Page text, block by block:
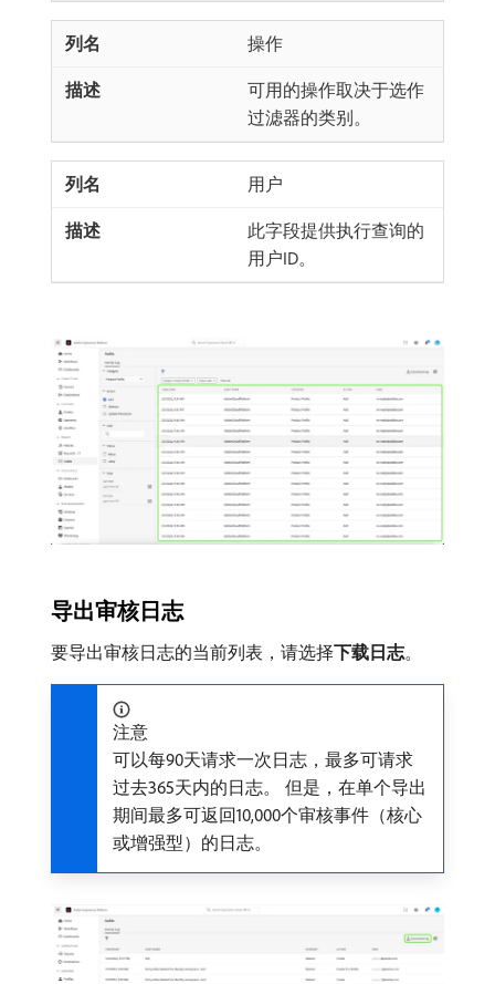
操作
可用的操作取决于选作
过滤器的类别。
用户
此字段提供执行查询的
用户ID。
导出审核日志
要导出审核日志的当前列表，请选择​下载日志。
注意
可以每90天请求一次日志，最多可请求
过去365天内的日志。 但是，在单个导出
期间最多可返回10,000个审核事件（核心
或增强型）的日志。